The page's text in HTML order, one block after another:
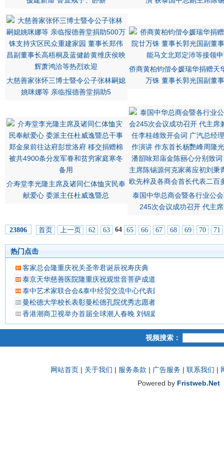
大慈善家张怀三博士暨令公子张林嗣媳
姚咪娜等 亲临报德善堂捐助5
侨商黄柏钧偕令媛瑞华捐赠天
万铢 董事长郭光国副董
介寿堂李光隆主席及诸同仁体恤灾民奉
献爱心 委派主任杜威逸暨总
泰国中华总商会暨各行业公
245次会议成功召开 代主
23806 首页 上一页 62 63 64 65 66 67 68 69 70 71
热门点击
客家总会隆重庆祝关圣帝君诞辰祝寿庆典
泰京天华慈善医院隆重庆祝观世音菩萨成道吉日延僧诵经祈福
泰中艺术家联合会&泰中经贸交流中心代表团 蔡义批会长率领抵
曼松德大学校长表彰曼松德孔院优秀志愿者教师
香港潮商卫视举办首届全球潮人春晚 刘锦庭等侨领出席
视频搜索：
网站首页 | 关于我们 | 服务条款 | 广告服务 | 联系我们 |
Powered by Fristweb.Net